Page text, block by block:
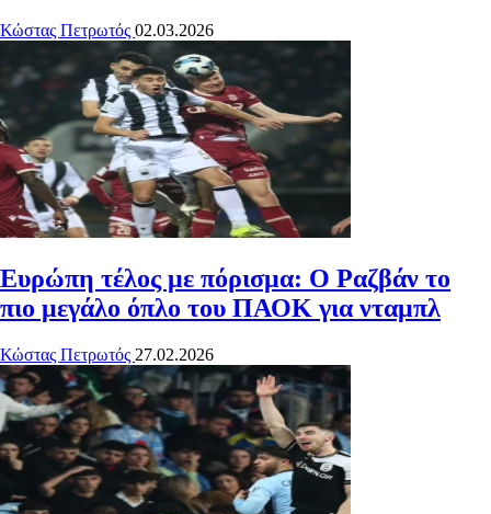
Κώστας Πετρωτός 02.03.2026
Ευρώπη τέλος με πόρισμα: Ο Ραζβάν το
πιο μεγάλο όπλο του ΠΑΟΚ για νταμπλ
Κώστας Πετρωτός 27.02.2026